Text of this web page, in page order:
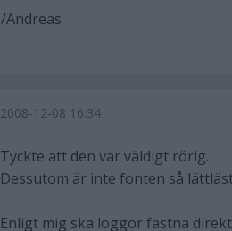
/Andreas
2008-12-08 16:34
Tyckte att den var väldigt rörig.
Dessutom är inte fonten så
Enligt mig ska loggor fastna